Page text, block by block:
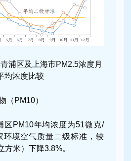
浦区及上海市PM2.5浓度月
均浓度比较
（PM10）
区PM10年均浓度为51微克/
环境空气质量二级标准，较
方米）下降3.8%。